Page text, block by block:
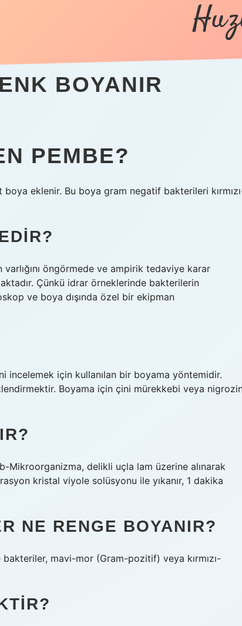
BOYANIR
PEMBE?
eklenir. Bu boya gram negatif bakterileri
öngörmede ve ampirik tedaviye karar
Çünkü idrar örneklerinde bakterilerin
ve boya dışında özel bir ekipman
incelemek için kullanılan bir boyama yöntemidir.
Boyama için çini mürekkebi veya
Mikroorganizma, delikli uçla lam üzerine alınarak
kristal viyole solüsyonu ile yıkanır, 1 dakika
NE RENGE BOYANIR?
mavi-mor (Gram-pozitif) veya kırmızı-